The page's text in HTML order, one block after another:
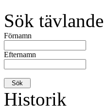
Sök tävlande
Förnamn
Efternamn
Historik